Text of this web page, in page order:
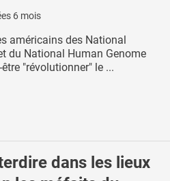
6 mois
américains des National
du National Human Genome
"révolutionner" le ...
dans les lieux